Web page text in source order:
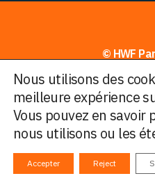
© HWF
Conditions
Politique de
Politique de traitement
Nous utilisons des
meilleure expérience
Vous pouvez en savoir
nous utilisons ou les
Accepter Reject